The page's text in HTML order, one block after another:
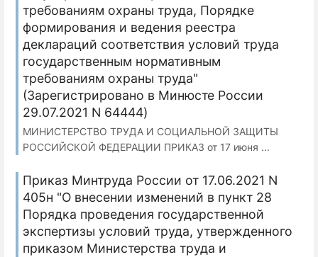
требованиям охраны труда, Порядке
формирования и ведения реестра
деклараций соответствия условий труда
государственным нормативным
требованиям охраны труда"
(Зарегистрировано в Минюсте России
29.07.2021 N 64444)
МИНИСТЕРСТВО ТРУДА И СОЦИАЛЬНОЙ ЗАЩИТЫ
РОССИЙСКОЙ ФЕДЕРАЦИИ ПРИКАЗ от 17 июня ...
Приказ Минтруда России от 17.06.2021 N
405н "О внесении изменений в пункт 28
Порядка проведения государственной
экспертизы условий труда, утвержденного
приказом Министерства труда и